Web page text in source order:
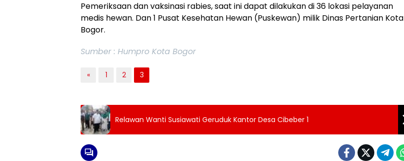
Pemeriksaan dan vaksinasi rabies, saat ini dapat dilakukan di 36 lokasi pelayanan
medis hewan. Dan 1 Pusat Kesehatan Hewan (Puskewan) milik Dinas Pertanian Kota
Bogor.
Sumber : Humpro Kota Bogor
« 1 2 3
Relawan Wanti Susiawati Geruduk Kantor Desa Cibeber 1